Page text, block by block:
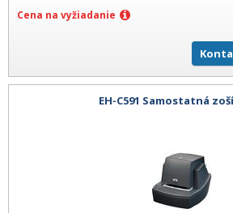
Cena na vyžiadanie
EH-C591 Samostatná